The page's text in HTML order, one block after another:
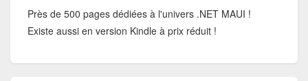
Près de 500 pages dédiées à l'univers .NET MAUI !
Existe aussi en version Kindle à prix réduit !